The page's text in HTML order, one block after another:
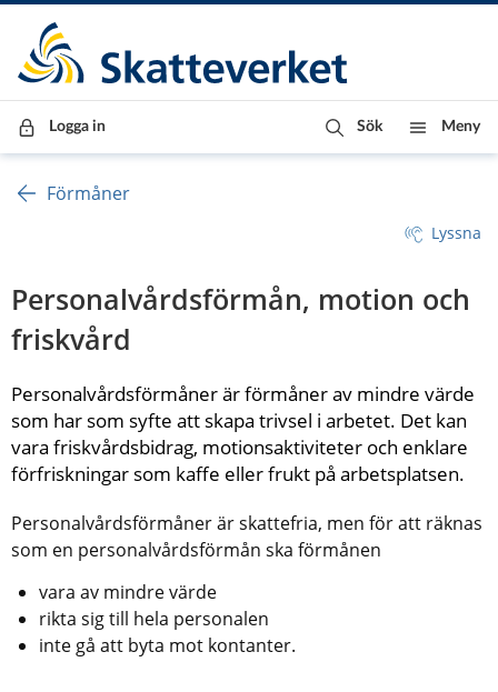
Till innehåll
Till navigationen
Till chattrobot
Logga in Sök Meny
Förmåner
Lyssna
Personalvårdsförmån, motion och
friskvård
Personalvårdsförmåner är förmåner av mindre värde
som har som syfte att skapa trivsel i arbetet. Det kan
vara friskvårdsbidrag, motionsaktiviteter och enklare
förfriskningar som kaffe eller frukt på arbetsplatsen.
Personalvårdsförmåner är skattefria, men för att räknas
som en personalvårdsförmån ska förmånen
vara av mindre värde
rikta sig till hela personalen
inte gå att byta mot kontanter.